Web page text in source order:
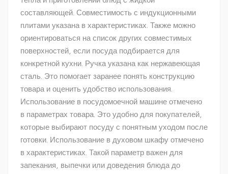
составляющей. Совместимость с индукционными
плитами указана в характеристиках. Также можно
ориентироваться на список других совместимых
поверхностей, если посуда подбирается для
конкретной кухни. Ручка указана как нержавеющая
сталь. Это помогает заранее понять конструкцию
товара и оценить удобство использования.
Использование в посудомоечной машине отмечено
в параметрах товара. Это удобно для покупателей,
которые выбирают посуду с понятным уходом после
готовки. Использование в духовом шкафу отмечено
в характеристиках. Такой параметр важен для
запекания, выпечки или доведения блюда до